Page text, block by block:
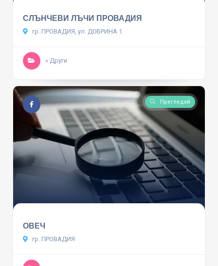
СЛЪНЧЕВИ ЛЪЧИ ПРОВАДИЯ
гр. ПРОВАДИЯ, ул. ДОБРИНА 1
» Други
Прегледай
ОВЕЧ
гр. ПРОВАДИЯ